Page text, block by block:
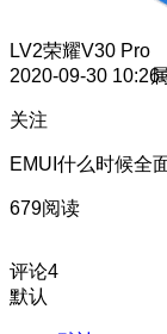
LV2荣耀V30 Pro
2020-09-30 10:26
关注
EMUI什么时候全
679阅读
评论4
默认